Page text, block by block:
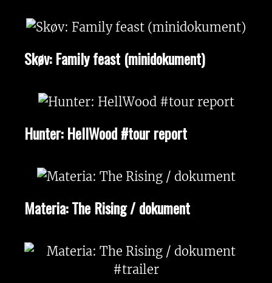
Skøv: Family feast (minidokument)
Hunter: HellWood #tour report
Materia: The Rising / dokument